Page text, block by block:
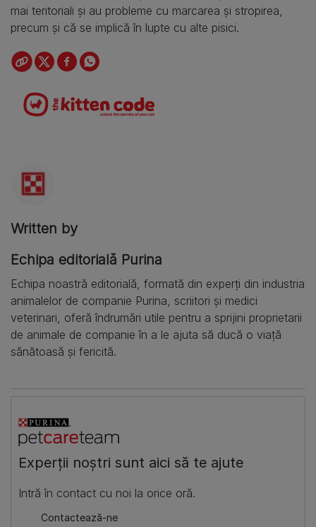
mai teritoriali și au probleme cu marcarea și stropirea,
precum și că se implică în lupte cu alte pisici.
Written by
Echipa editorială Purina
Echipa noastră editorială, formată din experți din industria
animalelor de companie Purina, scriitori și medici
veterinari, oferă îndrumări utile pentru a sprijini proprietarii
de animale de companie în a le ajuta să ducă o viață
sănătoasă și fericită.
​Experții noștri sunt aici să te ajute
​Intră în contact cu noi la orice oră.
​Contactează-ne